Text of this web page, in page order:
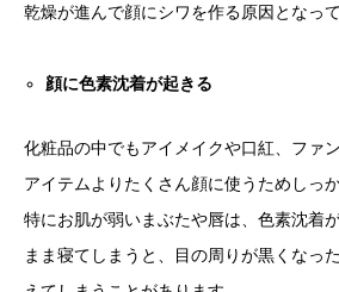
乾燥が進んで顔にシワを作る原因となっ
顔に色素沈着が起きる
化粧品の中でもアイメイクや口紅、ファ
アイテムよりたくさん顔に使うためしっ
特にお肌が弱いまぶたや唇は、色素沈着
まま寝てしまうと、目の周りが黒くなっ